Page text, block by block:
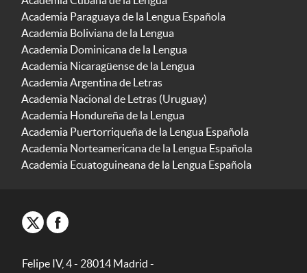
Academia Paraguaya de la Lengua Española
Academia Boliviana de la Lengua
Academia Dominicana de la Lengua
Academia Nicaragüense de la Lengua
Academia Argentina de Letras
Academia Nacional de Letras (Uruguay)
Academia Hondureña de la Lengua
Academia Puertorriqueña de la Lengua Española
Academia Norteamericana de la Lengua Española
Academia Ecuatoguineana de la Lengua Española
Felipe IV, 4 - 28014 Madrid -